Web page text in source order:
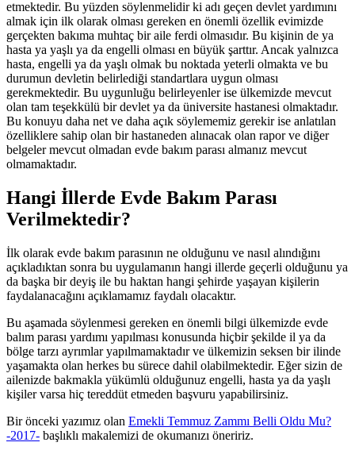
etmektedir. Bu yüzden söylenmelidir ki adı geçen devlet yardımını
almak için ilk olarak olması gereken en önemli özellik evimizde
gerçekten bakıma muhtaç bir aile ferdi olmasıdır. Bu kişinin de ya
hasta ya yaşlı ya da engelli olması en büyük şarttır. Ancak yalnızca
hasta, engelli ya da yaşlı olmak bu noktada yeterli olmakta ve bu
durumun devletin belirlediği standartlara uygun olması
gerekmektedir. Bu uygunluğu belirleyenler ise ülkemizde mevcut
olan tam teşekkülü bir devlet ya da üniversite hastanesi olmaktadır.
Bu konuyu daha net ve daha açık söylememiz gerekir ise anlatılan
özelliklere sahip olan bir hastaneden alınacak olan rapor ve diğer
belgeler mevcut olmadan evde bakım parası almanız mevcut
olmamaktadır.
Hangi İllerde Evde Bakım Parası
Verilmektedir?
İlk olarak evde bakım parasının ne olduğunu ve nasıl alındığını
açıkladıktan sonra bu uygulamanın hangi illerde geçerli olduğunu ya
da başka bir deyiş ile bu haktan hangi şehirde yaşayan kişilerin
faydalanacağını açıklamamız faydalı olacaktır.
Bu aşamada söylenmesi gereken en önemli bilgi ülkemizde evde
balım parası yardımı yapılması konusunda hiçbir şekilde il ya da
bölge tarzı ayrımlar yapılmamaktadır ve ülkemizin seksen bir ilinde
yaşamakta olan herkes bu sürece dahil olabilmektedir. Eğer sizin de
ailenizde bakmakla yükümlü olduğunuz engelli, hasta ya da yaşlı
kişiler varsa hiç tereddüt etmeden başvuru yapabilirsiniz.
Bir önceki yazımız olan Emekli Temmuz Zammı Belli Oldu Mu?
-2017- başlıklı makalemizi de okumanızı öneririz.